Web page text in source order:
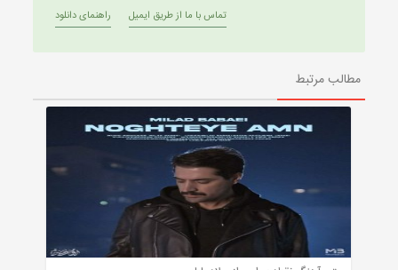
راهنمای دانلود تماس با ما از طریق ایمیل
مطالب مرتبط